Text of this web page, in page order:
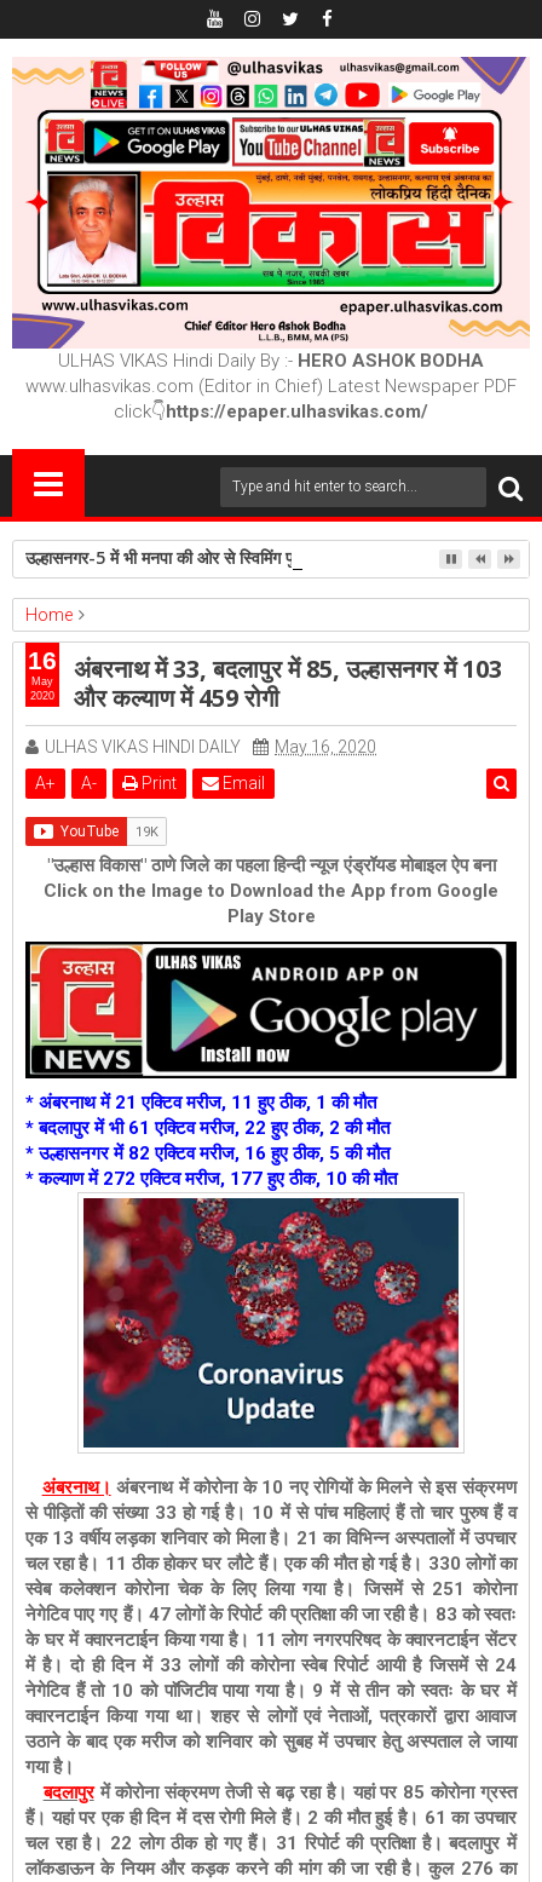
ULHAS VIKAS Hindi Daily By :- HERO ASHOK BODHA
www.ulhasvikas.com (Editor in Chief) Latest Newspaper PDF
click👇https://epaper.ulhasvikas.com/
उल्हासनगर-5 में भी मनपा की ओर से स्विमिंग पुल सुविधा हो- शेरी लुंड
Home
ambernath
Featured kalyan
ulhasnagar
अंबरनाथ में 33, बदलापुर में 85, उल्हासनगर में 103 और कल्याण में 459 रोगी
अंबरनाथ में 33, बदलापुर में 85, उल्हासनगर में 103
और कल्याण में 459 रोगी
ULHAS VIKAS HINDI DAILY
May 16, 2020
A+ A- Print Email
"उल्हास विकास" ठाणे जिले का पहला हिन्दी न्यूज एंड्रॉयड मोबाइल ऐप बना
Click on the Image to Download the App from Google
Play Store
* अंबरनाथ में 21 एक्टिव मरीज, 11 हुए ठीक, 1 की मौत
*बदलापुर में भी 61 एक्टिव मरीज, 22 हुए ठीक, 2 की मौत
* उल्हासनगर में 82 एक्टिव मरीज, 16 हुए ठीक, 5 की मौत
* कल्याण में 272 एक्टिव मरीज, 177 हुए ठीक, 10 की मौत
अंबरनाथ। अंबरनाथ में कोरोना के 10 नए रोगियों के मिलने से इस संक्रमण
से पीड़ितों की संख्या 33 हो गई है। 10 में से पांच महिलाएं हैं तो चार पुरुष हैं व
एक 13 वर्षीय लड़का शनिवार को मिला है। 21 का विभिन्न अस्पतालों में उपचार
चल रहा है। 11 ठीक होकर घर लौटे हैं। एक की मौत हो गई है। 330 लोगों का
स्वेब कलेक्शन कोरोना चेक के लिए लिया गया है। जिसमें से 251 कोरोना
नेगेटिव पाए गए हैं। 47 लोगों के रिपोर्ट की प्रतिक्षा की जा रही है। 83 को स्वतः
के घर में क्वारनटाईन किया गया है। 11 लोग नगरपरिषद के क्वारनटाईन सेंटर
में है। दो ही दिन में 33 लोगों की कोरोना स्वेब रिपोर्ट आयी है जिसमें से 24
नेगेटिव हैं तो 10 को पाॅजिटीव पाया गया है। 9 में से तीन को स्वतः के घर में
क्वारनटाईन किया गया था। शहर से लोगों एवं नेताओं, पत्रकारों द्वारा आवाज
उठाने के बाद एक मरीज को शनिवार को सुबह में उपचार हेतु अस्पताल ले जाया
गया है।
बदलापुरमें कोरोना संक्रमण तेजी से बढ़ रहा है। यहां पर 85 कोरोना ग्रस्त
हैं। यहां पर एक ही दिन में दस रोगी मिले हैं। 2 की मौत हुई है। 61 का उपचार
चल रहा है। 22 लोग ठीक हो गए हैं। 31 रिपोर्ट की प्रतिक्षा है। बदलापुर में
लाॅकडाऊन के नियम और कड़क करने की मांग की जा रही है। कुल 276 का
16
May
2020